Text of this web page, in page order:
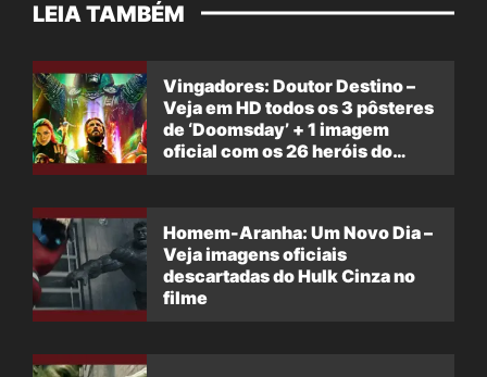
LEIA TAMBÉM
Vingadores: Doutor Destino –
Veja em HD todos os 3 pôsteres
de ‘Doomsday’ + 1 imagem
oficial com os 26 heróis do
Homem-Aranha: Um Novo Dia –
Veja imagens oficiais
descartadas do Hulk Cinza no
filme